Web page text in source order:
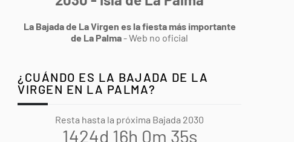
La Bajada de La Virgen es la fiesta más importante
de La Palma- Web no oficial
¿CUÁNDO ES LA BAJADA DE LA
VIRGEN EN LA PALMA?
Resta hasta la próxima Bajada 2030
1424d 16h 0m 34s